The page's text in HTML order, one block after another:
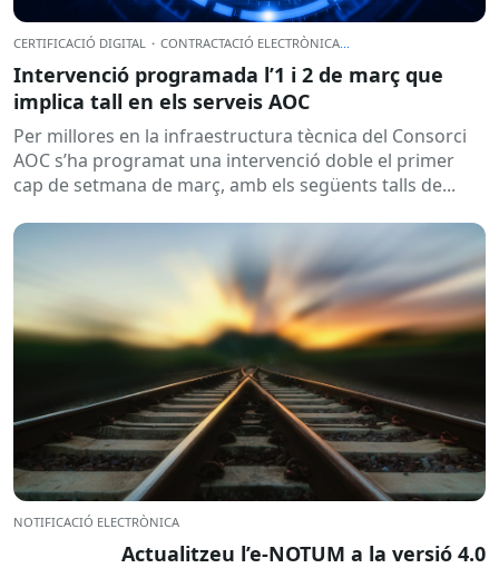
CERTIFICACIÓ DIGITAL · CONTRACTACIÓ ELECTRÒNICA
Intervenció programada l’1 i 2 de març que
implica tall en els serveis AOC
Per millores en la infraestructura tècnica del Consorci
AOC s’ha programat una intervenció doble el primer
cap de setmana de març, amb els següents talls de...
NOTIFICACIÓ ELECTRÒNICA
Actualitzeu l’e-NOTUM a la versió 4.0